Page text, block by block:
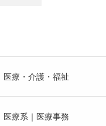
医療・介護・福祉
医療系｜医療事務